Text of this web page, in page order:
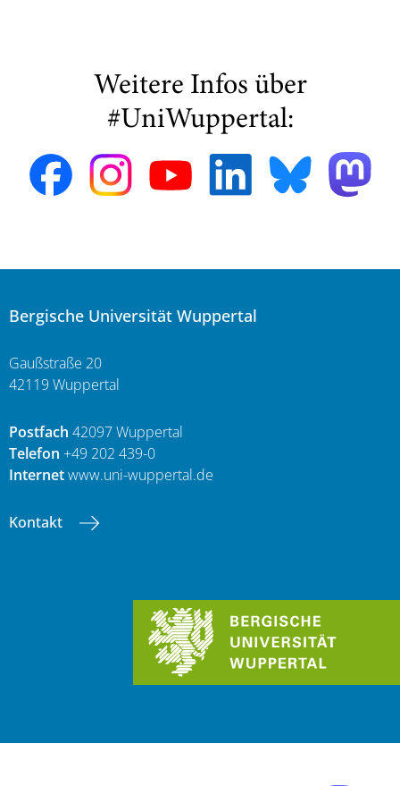
Weitere Infos über
#UniWuppertal:
Bergische Universität Wuppertal
Gaußstraße 20
42119 Wuppertal
Postfach 42097 Wuppertal
Telefon +49 202 439-0
Internetwww.uni-wuppertal.de
Kontakt